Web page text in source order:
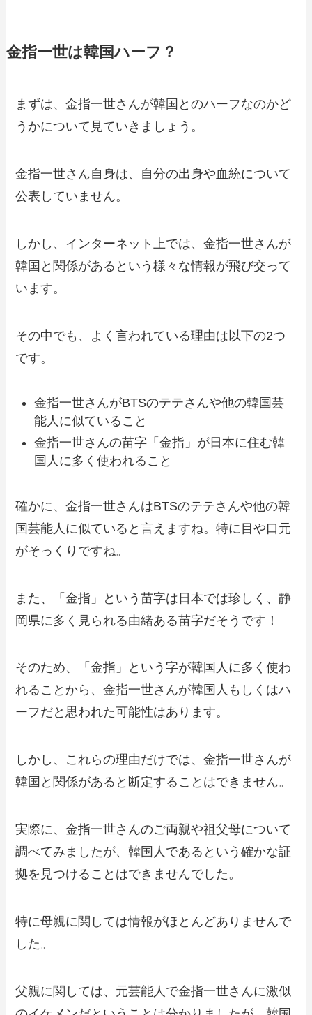
金指一世は韓国ハーフ？
まずは、金指一世さんが韓国とのハーフなのかど
うかについて見ていきましょう。
金指一世さん自身は、自分の出身や血統について
公表していません。
しかし、インターネット上では、金指一世さんが
韓国と関係があるという様々な情報が飛び交って
います。
その中でも、よく言われている理由は以下の2つ
です。
金指一世さんがBTSのテテさんや他の韓国芸
能人に似ていること
金指一世さんの苗字「金指」が日本に住む韓
国人に多く使われること
確かに、金指一世さんはBTSのテテさんや他の韓
国芸能人に似ていると言えますね。特に目や口元
がそっくりですね。
また、「金指」という苗字は日本では珍しく、静
岡県に多く見られる由緒ある苗字だそうです！
そのため、「金指」という字が韓国人に多く使わ
れることから、金指一世さんが韓国人もしくはハ
ーフだと思われた可能性はあります。
しかし、これらの理由だけでは、金指一世さんが
韓国と関係があると断定することはできません。
実際に、金指一世さんのご両親や祖父母について
調べてみましたが、韓国人であるという確かな証
拠を見つけることはできませんでした。
特に母親に関しては情報がほとんどありませんで
した。
父親に関しては、元芸能人で金指一世さんに激似